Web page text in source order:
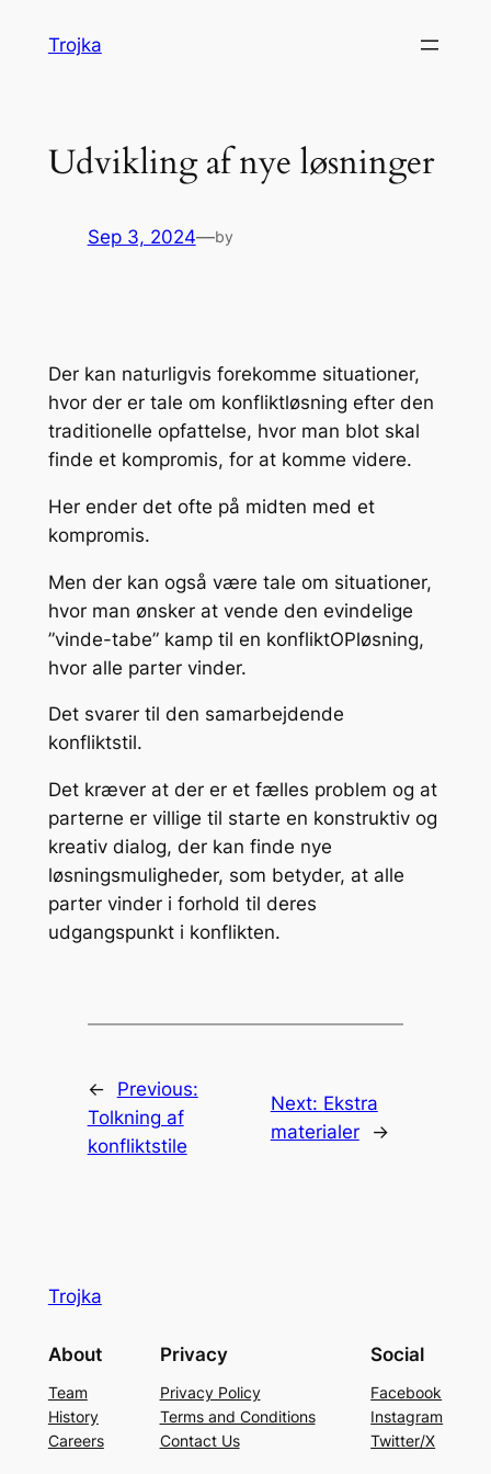
Trojka
Udvikling af nye løsninger
Sep 3, 2024—by
Der kan naturligvis forekomme situationer,
hvor der er tale om konfliktløsning efter den
traditionelle opfattelse, hvor man blot skal
finde et kompromis, for at komme videre.
Her ender det ofte på midten med et
kompromis.
Men der kan også være tale om situationer,
hvor man ønsker at vende den evindelige
”vinde-tabe” kamp til en konfliktOPløsning,
hvor alle parter vinder.
Det svarer til den samarbejdende
konfliktstil.
Det kræver at der er et fælles problem og at
parterne er villige til starte en konstruktiv og
kreativ dialog, der kan finde nye
løsningsmuligheder, som betyder, at alle
parter vinder i forhold til deres
udgangspunkt i konflikten.
←
Previous:
Tolkning af
konfliktstile
Next: Ekstra
materialer
→
Trojka
About
Team
History
Careers
Privacy
Privacy Policy
Terms and Conditions
Contact Us
Social
Facebook
Instagram
Twitter/X